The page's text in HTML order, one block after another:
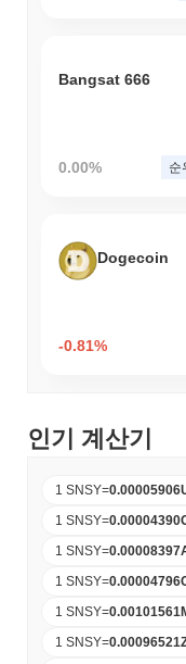
Bangsat 666
0.00% 순
Dogecoin
-0.81%
인기 계산기
1 SNSY=0.00005906
1 SNSY=0.00004390
1 SNSY=0.00008397
1 SNSY=0.00004796
1 SNSY=0.00101561
1 SNSY=0.00096521